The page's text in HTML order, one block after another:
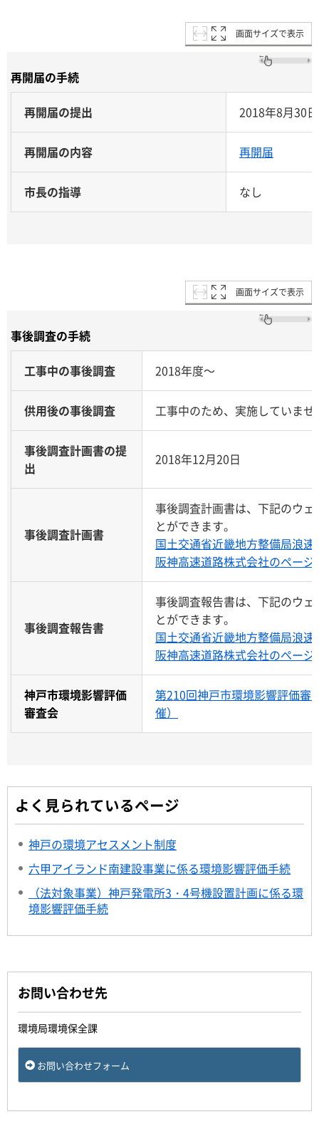
画面サイズで表示
再開届の手続
再開届の提出 2018年8月30日
再開届の内容 再開届
市長の指導 なし
画面サイズで表示
事後調査の手続
工事中の事後調査 2018年度～
供用後の事後調査 工事中のため、実施していませ
事後調査計画書の提
出
2018年12月20日
事後調査計画書
事後調査計画書は、下記のウ
とができます。
国土交通省近畿地方整備局浪
阪神高速道路株式会社のページ
事後調査報告書
事後調査報告書は、下記のウ
とができます。
国土交通省近畿地方整備局浪
阪神高速道路株式会社のページ
神戸市環境影響評価
審査会
第210回神戸市環境影響評価審
催）
よく見られているページ
神戸の環境アセスメント制度
六甲アイランド南建設事業に係る環境影響評価手続
（法対象事業）神戸発電所3・4号機設置計画に係る環
境影響評価手続
お問い合わせ先
環境局環境保全課
お問い合わせフォーム